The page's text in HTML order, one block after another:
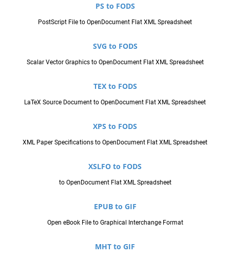
PS to FODS
PostScript File to OpenDocument Flat XML Spreadsheet
SVG to FODS
Scalar Vector Graphics to OpenDocument Flat XML Spreadsheet
TEX to FODS
LaTeX Source Document to OpenDocument Flat XML Spreadsheet
XPS to FODS
XML Paper Specifications to OpenDocument Flat XML Spreadsheet
XSLFO to FODS
to OpenDocument Flat XML Spreadsheet
EPUB to GIF
Open eBook File to Graphical Interchange Format
MHT to GIF